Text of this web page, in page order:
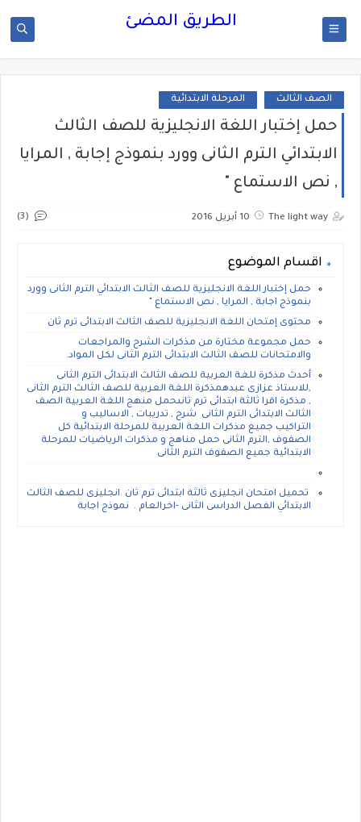
الطريق المضئ
الصف الثالث المرحلة الابتدائية
حمل إختبار اللغة الانجليزية للصف الثالث
الابتدائي الترم الثانى وورد بنموذج إجابة , المرايا
, نص الاستماع "
The light way 10 أبريل 2016 (3)
اقسام الموضوع
حمل إختبار اللغة الانجليزية للصف الثالث الابتدائي الترم الثانى وورد
بنموذج اجابة , المرايا , نص الاستماع "
محتوى إمتحان اللغة الانجليزية للصف الثالث الابتدائى ترم ثان
حمل مجموعة مختارة من مذكرات الشرح والمراجعات
والامتحانات للصف الثالث الابتدائى الترم الثانى لكل المواد.
أحدث مذكرة للغة العربية للصف الثالث الابتدائى الترم الثانى
,للاستاذ عزازى عبدهمذكرة اللغة العربية للصف الثالث الترم الثانى
, مذكرة اقرا ثالثة ابتدائى ترم ثانىحمل منهج اللغة العربية الصف
الثالث الابتدائى الترم الثانى شرح , تدريبات , الاساليب و
التراكيب جميع مذكرات اللغة العربية للمرحلة الابتدائية كل
الصفوف ,الترم الثانى حمل مناهج و مذكرات الرياضيات للمرحلة
الابتدائية جميع الصفوف الترم الثانى
تحميل امتحان انجليزى ثالثة ابتدائى ترم ثان .انجليزى للصف الثالث
الابتدائي الفصل الدراسى الثانى -اخرالعام . نموذج اجابة